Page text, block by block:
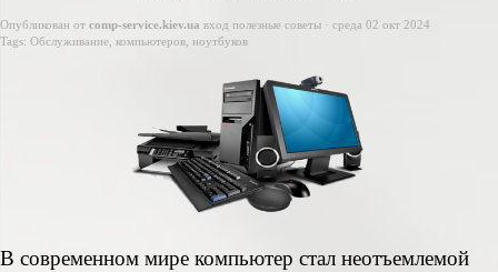
Опубликован от comp-service.kiev.ua вход полезные советы · среда 02 окт 2024
Tags: Обслуживание компьютеров ноутбуков
В современном мире компьютер стал неотъемлемой